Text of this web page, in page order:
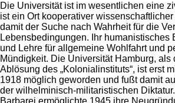
Die Universität ist im wesentlichen eine
ist ein Ort kooperativer
damit der Suche nach Wahrheit für die
Lebensbedingungen. Ihr humanistisches
und Lehre für allgemeine Wohlfahrt und
Mündigkeit. Die Universität Hamburg, als
Ablösung des „Kolonialinstituts“, ist erst
1918 möglich geworden und fußt damit
der wilhelminisch-militaristischen